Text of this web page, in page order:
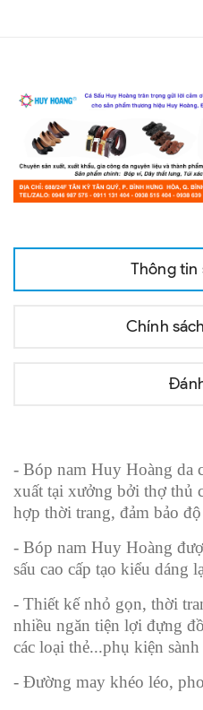
Thông tin
Chính
- Bóp nam Huy Hoàng da
xuất tại xưởng bởi thợ thủ
hợp thời trang, đảm bảo
- Bóp nam Huy Hoàng
sấu cao cấp tạo kiểu dáng
- Thiết kế nhỏ gọn, thời
nhiều ngăn tiện lợi đựng
các loại thẻ...phụ kiện
- Đường may khéo léo,